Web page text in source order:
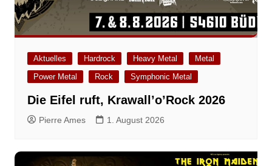
Aktuelles Hardrock Heavy Metal
Metal
Power Metal
Rock Symphonic Metal
Die Eifel ruft, Krawall’o’Rock 2026
Pierre Ames 1. August 2026